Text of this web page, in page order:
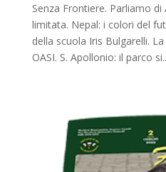
Senza Frontiere. Parliamo di
limitata. Nepal: i colori del
della scuola Iris Bulgarelli.
OASI. S. Apollonio: il parco